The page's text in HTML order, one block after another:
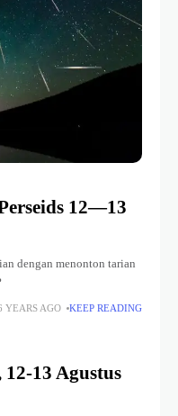
12—13
dengan menonton tarian
YEARS AGO KEEP READING
13 Agustus